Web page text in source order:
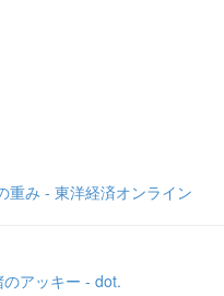
重み - 東洋経済オンライン
アッキー - dot.